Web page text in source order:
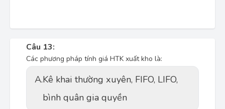
Câu 13:
Các phương pháp tính giá HTK xuất kho là:
A.Kê khai thường xuyên, FIFO, LIFO,
bình quân gia quyền